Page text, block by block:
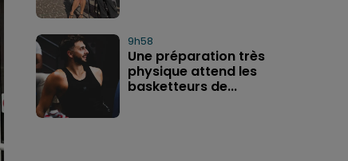
9h58
Une préparation très
physique attend les
basketteurs de...